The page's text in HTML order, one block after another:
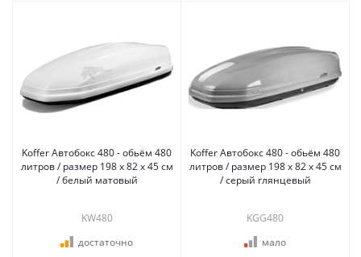
Koffer Автобокс 480 - обьём 480
литров / размер 198 х 82 х 45 см
/ белый матовый
KW480
достаточно
Koffer Автобокс 480 - обьём 480
литров / размер 198 х 82 х 45 см
/ серый глянцевый
KGG480
мало